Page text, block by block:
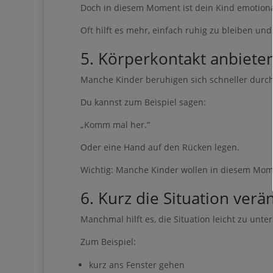
Doch in diesem Moment ist dein Kind
Oft hilft es mehr, einfach ruhig zu bleiben
5. Körperkontakt anbieten
Manche Kinder beruhigen sich schneller durch
Du kannst zum Beispiel sagen:
„Komm mal her.“
Oder eine Hand auf den Rücken legen.
Wichtig: Manche Kinder wollen in diesem
6. Kurz die Situation
Manchmal hilft es, die Situation leicht zu
Zum Beispiel:
kurz ans Fenster gehen
Geben Sie bitte
Ich erhalte den
Impulse & Ideen
Sie können den
ausfüllen und